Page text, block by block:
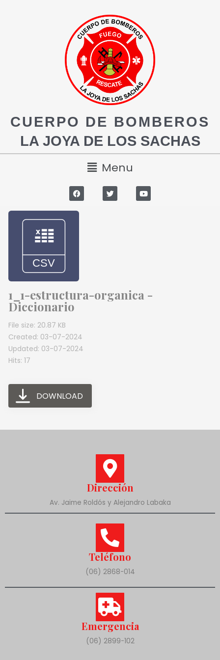
CUERPO DE BOMBEROS
LA JOYA DE LOS SACHAS
Menu
1_1-estructura-organica -
Diccionario
File size: 20.87 KB
Created: 03-07-2024
Updated: 03-07-2024
Hits: 17
DOWNLOAD
Dirección
Av. Jaime Roldós y Alejandro Labaka
Teléfono
(06) 2868-014
Emergencia
(06) 2899-102